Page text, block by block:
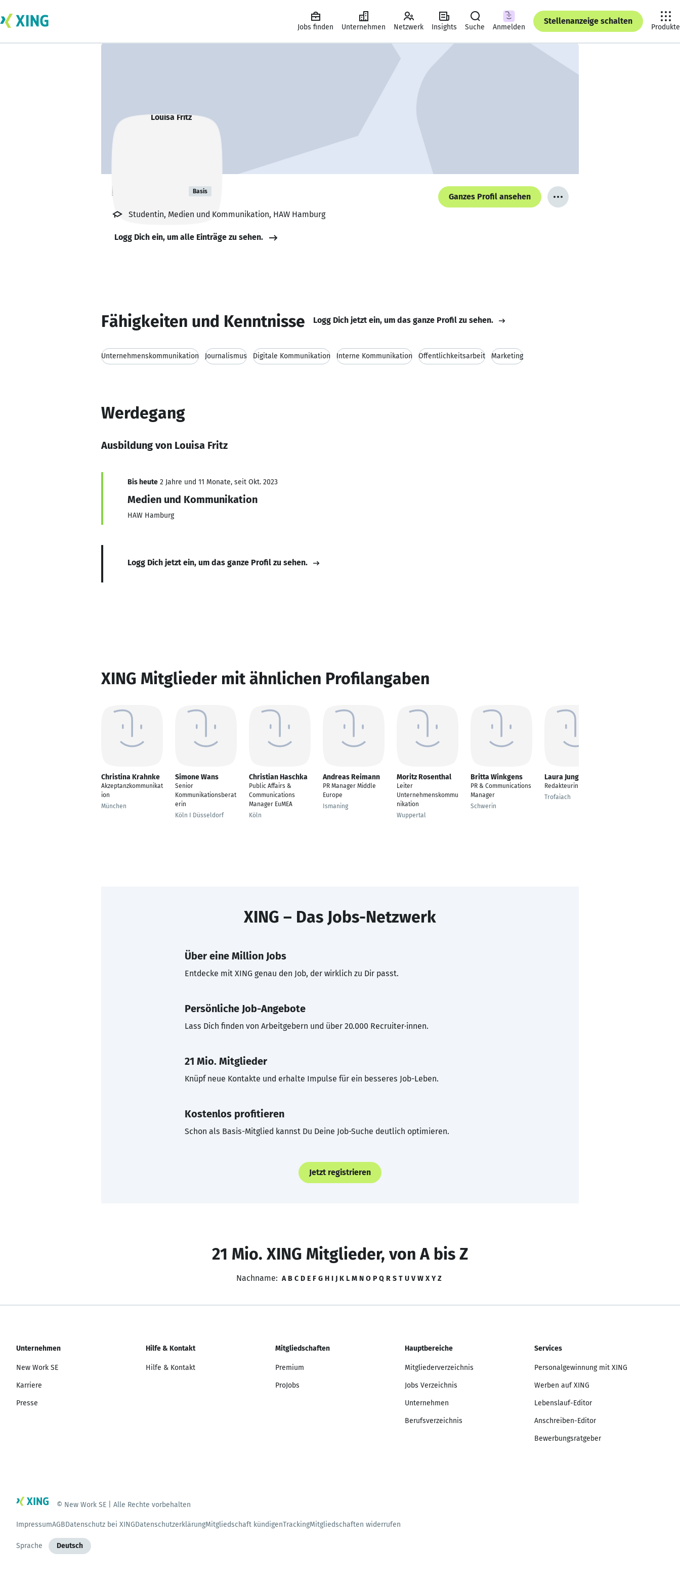
Jobs finden Unternehmen Netzwerk Insights Suche Anmelden
Stellenanzeige schalten
Produkte
Louisa Fritz Basis
Ganzes Profil ansehen
Studentin, Medien und Kommunikation, HAW Hamburg
Logg Dich ein, um alle Einträge zu sehen.
Fähigkeiten und Kenntnisse Logg Dich jetzt ein, um das ganze Profil zu sehen.
Unternehmenskommunikation Journalismus Digitale Kommunikation Interne Kommunikation Öffentlichkeitsarbeit Marketing
Werdegang
Ausbildung von Louisa Fritz
Bis heute 2 Jahre und 11 Monate, seit Okt. 2023
Medien und Kommunikation
HAW Hamburg
Logg Dich jetzt ein, um das ganze Profil zu sehen.
XING Mitglieder mit ähnlichen Profilangaben
Christina Krahnke
Akzeptanzkommunikat
ion
München
Simone Wans
Senior
Kommunikationsberat
erin
Köln I Düsseldorf
Christian Haschka
Public Affairs &
Communications
Manager EuMEA
Köln
Andreas Reimann
PR Manager Middle
Europe
Ismaning
Moritz Rosenthal
Leiter
Unternehmenskommu
nikation
Wuppertal
Britta Winkgens
PR & Communications
Manager
Schwerin
Laura Jung
Redakteurin
Trofaiach
XING – Das Jobs-Netzwerk
Über eine Million Jobs
Entdecke mit XING genau den Job, der wirklich zu Dir passt.
Persönliche Job-Angebote
Lass Dich finden von Arbeitgebern und über 20.000 Recruiter·innen.
21 Mio. Mitglieder
Knüpf neue Kontakte und erhalte Impulse für ein besseres Job-Leben.
Kostenlos profitieren
Schon als Basis-Mitglied kannst Du Deine Job-Suche deutlich optimieren.
Jetzt registrieren
21 Mio. XING Mitglieder, von A bis Z
Nachname: A B C D E F G H I J K L M N O P Q R S T U V W X Y Z
Unternehmen
New Work SE
Karriere
Presse
Hilfe & Kontakt
Hilfe & Kontakt
Mitgliedschaften
Premium
ProJobs
Hauptbereiche
Mitgliederverzeichnis
Jobs Verzeichnis
Unternehmen
Berufsverzeichnis
Services
Personalgewinnung mit XING
Werben auf XING
Lebenslauf-Editor
Anschreiben-Editor
Bewerbungsratgeber
© New Work SE | Alle Rechte vorbehalten
ImpressumAGBDatenschutz bei XINGDatenschutzerklärungMitgliedschaft kündigenTrackingMitgliedschaften widerrufen
Sprache Deutsch